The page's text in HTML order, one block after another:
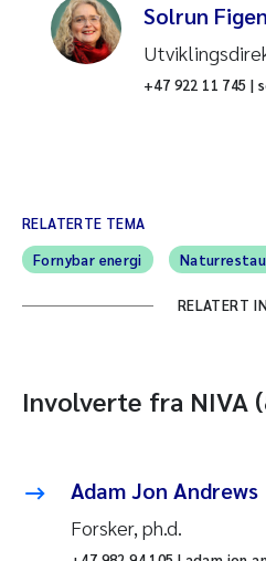
Solrun
+47 922 11 745 |
RELATERTE TEMA
Fornybar energi
RELATERT
Involverte fra NIVA
Adam Jon Andrews
Forsker, ph.d.